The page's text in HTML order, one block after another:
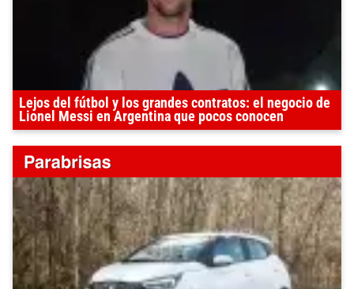
Lejos del fútbol y los grandes contratos: el negocio de
Lionel Messi en Argentina que pocos conocen